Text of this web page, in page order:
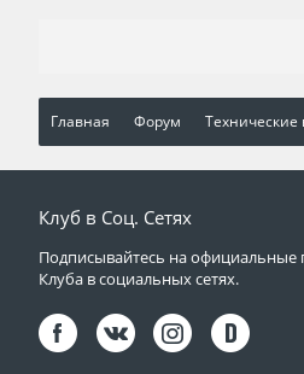
Главная Форум
Клуб в Соц. Сетях
Подписывайтесь на официальные
Клуба в социальных сетях.